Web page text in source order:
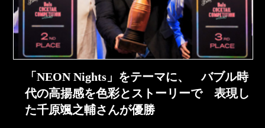
「NEON Nights」をテーマに、 バブル時
代の高揚感を色彩とストーリーで 表現し
た千原颯之輔さんが優勝